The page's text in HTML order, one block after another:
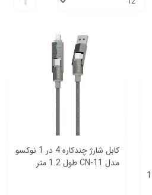
توان 27 وات | کابل شارژ آیفون 1
کابل شارژ چندکاره 4 در 1 نوکسو
مدل CN-11 طول 1.2 متر